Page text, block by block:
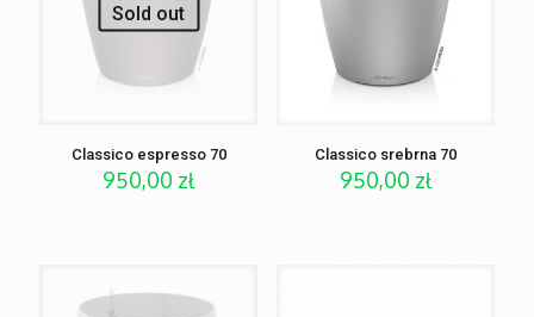
Sold out
Classico espresso 70
950,00 zł
Classico srebrna 70
950,00 zł